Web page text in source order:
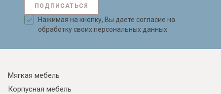
ПОДПИСАТЬСЯ
Нажимая на кнопку, Вы даете согласие на
обработку своих персональных данных
Мягкая мебель
Корпусная мебель